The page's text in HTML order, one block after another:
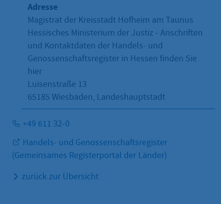
Adresse
Magistrat der Kreisstadt Hofheim am Taunus
Hessisches Ministerium der Justiz - Anschriften
und Kontaktdaten der Handels- und
Genossenschaftsregister in Hessen finden Sie
hier
Luisenstraße 13
65185 Wiesbaden, Landeshauptstadt
+49 611 32-0
Handels- und Genossenschaftsregister
(Gemeinsames Registerportal der Länder)
zurück zur Übersicht